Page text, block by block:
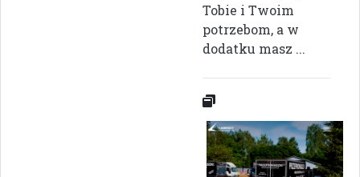
Tobie i Twoim
potrzebom, a w
dodatku masz ...